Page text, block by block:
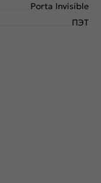
Porta Invisible
ПЭТ